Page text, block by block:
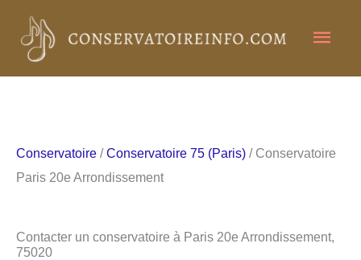
contenu
Conservatoire /Conservatoire 75 (Paris) / Conservatoire
Paris 20e Arrondissement
Contacter un conservatoire à Paris 20e Arrondissement,
75020